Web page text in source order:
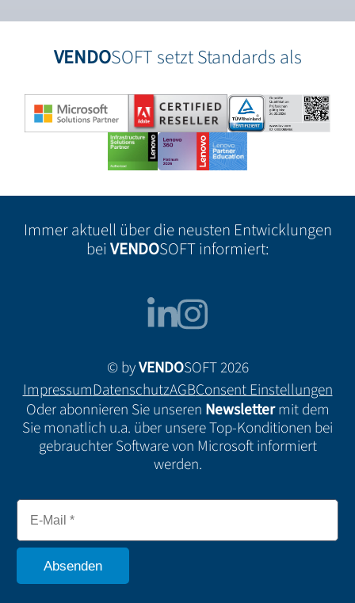
VENDOSOFT setzt Standards als
Immer aktuell über die neusten Entwicklungen
bei VENDOSOFT informiert:
© byVENDOSOFT 2026
ImpressumDatenschutzAGBConsent Einstellungen
Oder abonnieren Sie unseren Newslettermit dem
Sie monatlich u.a. über unsere Top-Konditionen bei
gebrauchter Software von Microsoft informiert
werden.